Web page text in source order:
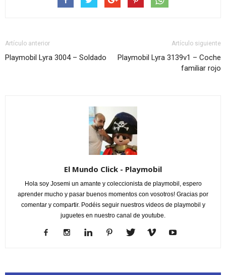
Artículo anterior
Playmobil Lyra 3004 – Soldado
Artículo siguiente
Playmobil Lyra 3139v1 – Coche
familiar rojo
El Mundo Click - Playmobil
Hola soy Josemi un amante y coleccionista de playmobil, espero
aprender mucho y pasar buenos momentos con vosotros! Gracias por
comentar y compartir. Podéis seguir nuestros videos de playmobil y
juguetes en nuestro canal de youtube.